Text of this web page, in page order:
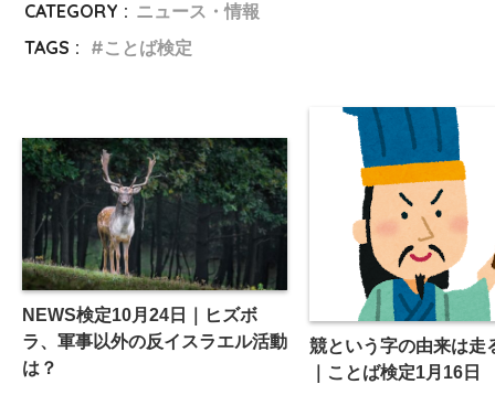
CATEGORY : ニュース・情報
TAGS :
ことば検定
NEWS検定10月24日｜ヒズボ
ラ、軍事以外の反イスラエル活動
は？
競という字の由来は走
｜ことば検定1月16日